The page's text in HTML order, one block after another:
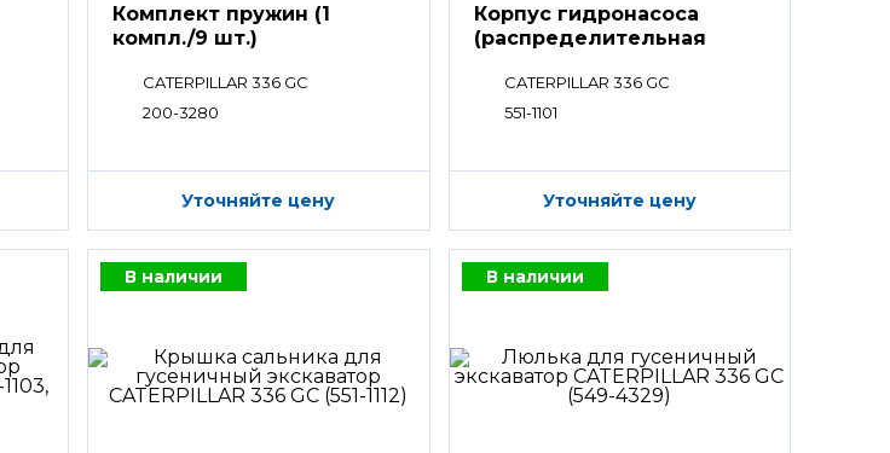
Комплект пружин (1
компл./9 шт.)
CATERPILLAR 336 GC
200-3280
Уточняйте цену
Корпус гидронасоса
(распределительная
CATERPILLAR 336 GC
551-1101
Уточняйте цену
В наличии В наличии